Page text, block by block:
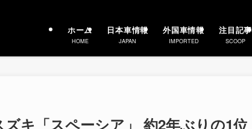
ホーム
HOME
日本車情報
JAPAN
外国車情報
IMPORTED
注目記事
SCOOP
キ「スペーシア」 約2年ぶりの1位